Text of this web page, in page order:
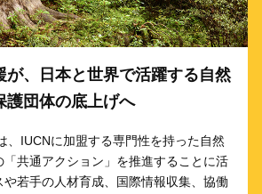
が、日本と世界で活躍する自然
護団体の底上げへ
、IUCNに加盟する専門性を持った自然
共通アクション」を推進することに活
や若手の人材育成、国際情報収集、協働